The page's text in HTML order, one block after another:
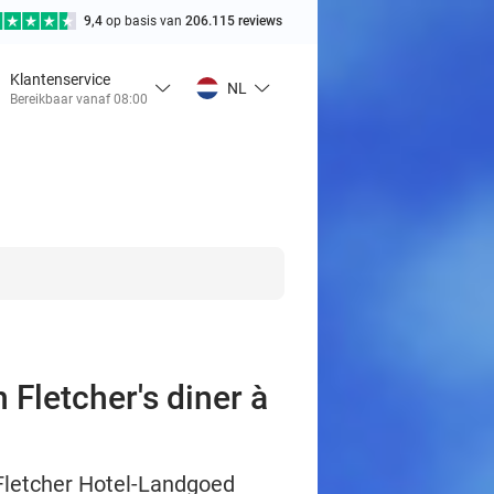
9,4 op basis van 206.115 reviews
Klantenservice
Bereikbaar vanaf 08:00
NL
Fletcher's diner à
Hotel-Landgoed